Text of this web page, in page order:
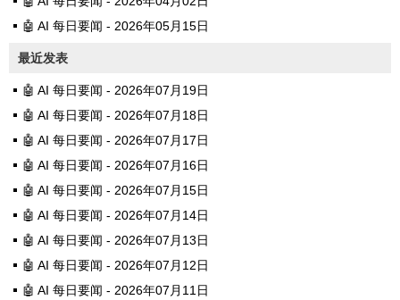
🤖 AI 每日要闻 - 2026年05月15日
最近发表
🤖 AI 每日要闻 - 2026年07月19日
🤖 AI 每日要闻 - 2026年07月18日
🤖 AI 每日要闻 - 2026年07月17日
🤖 AI 每日要闻 - 2026年07月16日
🤖 AI 每日要闻 - 2026年07月15日
🤖 AI 每日要闻 - 2026年07月14日
🤖 AI 每日要闻 - 2026年07月13日
🤖 AI 每日要闻 - 2026年07月12日
🤖 AI 每日要闻 - 2026年07月11日